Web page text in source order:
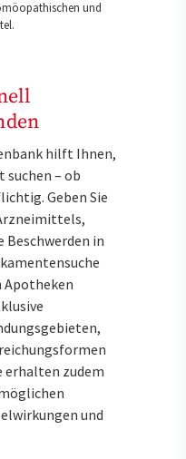
und
hilft Ihnen,
suchen – ob
Geben Sie
in
Apotheken
erhalten zudem
und